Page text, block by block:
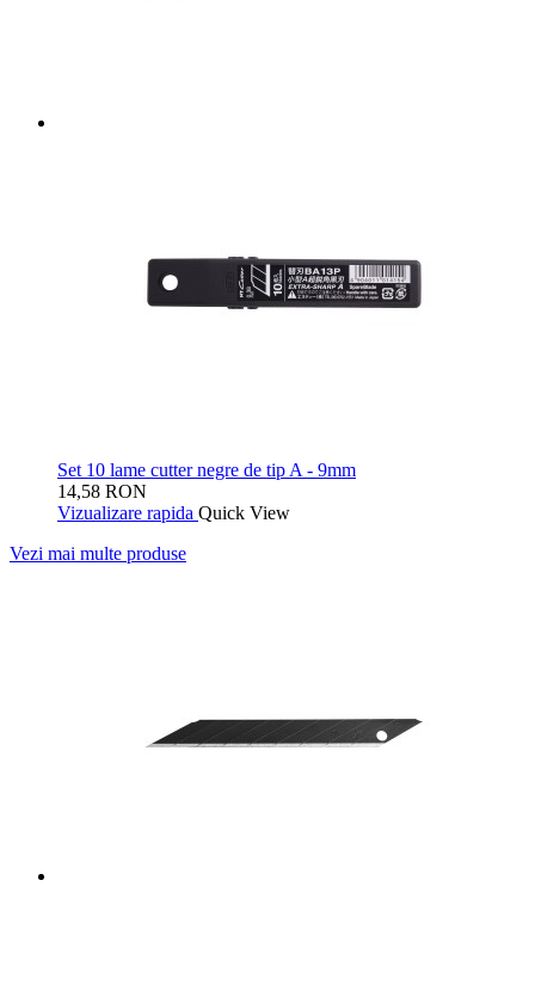
Set 10 lame cutter negre de tip A - 9mm
14,58 RON
Vizualizare rapida Quick View
Vezi mai multe produse